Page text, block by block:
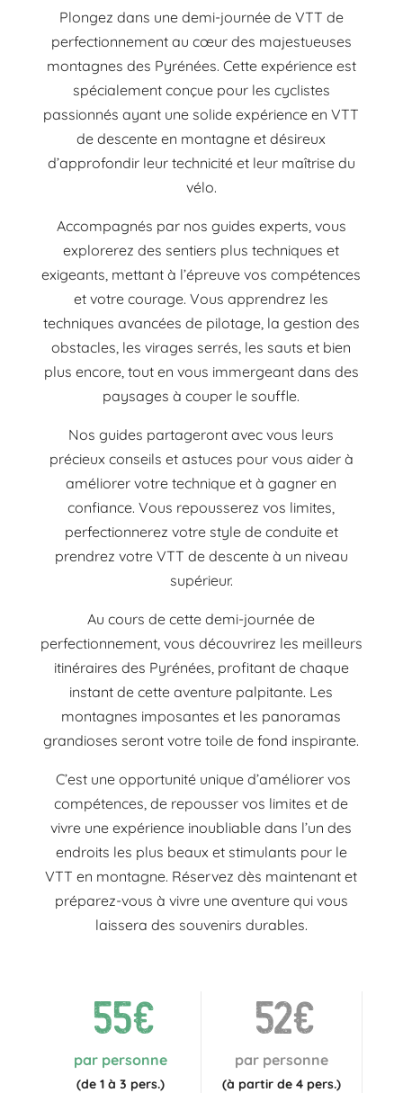
Plongez dans une demi-journée de VTT de
perfectionnement au cœur des majestueuses
montagnes des Pyrénées. Cette expérience est
spécialement conçue pour les cyclistes
passionnés ayant une solide expérience en VTT
de descente en montagne et désireux
d’approfondir leur technicité et leur maîtrise du
vélo.
Accompagnés par nos guides experts, vous
explorerez des sentiers plus techniques et
exigeants, mettant à l’épreuve vos compétences
et votre courage. Vous apprendrez les
techniques avancées de pilotage, la gestion des
obstacles, les virages serrés, les sauts et bien
plus encore, tout en vous immergeant dans des
paysages à couper le souffle.
Nos guides partageront avec vous leurs
précieux conseils et astuces pour vous aider à
améliorer votre technique et à gagner en
confiance. Vous repousserez vos limites,
perfectionnerez votre style de conduite et
prendrez votre VTT de descente à un niveau
supérieur.
Au cours de cette demi-journée de
perfectionnement, vous découvrirez les meilleurs
itinéraires des Pyrénées, profitant de chaque
instant de cette aventure palpitante. Les
montagnes imposantes et les panoramas
grandioses seront votre toile de fond inspirante.
C’est une opportunité unique d’améliorer vos
compétences, de repousser vos limites et de
vivre une expérience inoubliable dans l’un des
endroits les plus beaux et stimulants pour le
VTT en montagne. Réservez dès maintenant et
préparez-vous à vivre une aventure qui vous
laissera des souvenirs durables.
55€
par personne
(de 1 à 3 pers.)
52€
par personne
(à partir de 4 pers.)